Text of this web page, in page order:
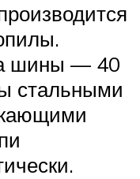
шины — 40
стальными